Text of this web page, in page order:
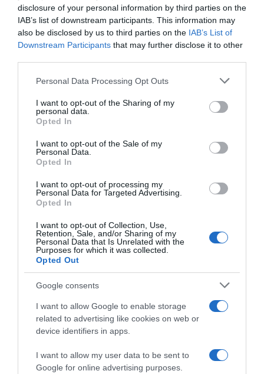
disclosure of your personal information by third parties on the
IAB’s list of downstream participants. This information may
also be disclosed by us to third parties on the IAB’s List of
Downstream Participants that may further disclose it to other
Please note that this website/app uses one or more Google
not limited to your visit or usage behaviour. You may click to
grant or deny consent to Google and its third-party tags to
use your data for below specified purposes in below Google
consent section.
Personal Data Processing Opt Outs
I want to opt-out of the Sharing of my
personal data.
Opted In
I want to opt-out of the Sale of my
Personal Data.
Opted In
I want to opt-out of processing my
Personal Data for Targeted Advertising.
Opted In
I want to opt-out of Collection, Use,
Retention, Sale, and/or Sharing of my
Personal Data that Is Unrelated with the
Purposes for which it was collected.
Opted Out
Google consents
I want to allow Google to enable storage
related to advertising like cookies on web or
device identifiers in apps.
I want to allow my user data to be sent to
Google for online advertising purposes.
magam igazán! Erről egyik lány sem tehetett, nem az ő
hibájuk, hogy én nem tudom úgy átadni magam a
kapcsolatokban! - részletezte szomorúan Laci.
Megosztás: Facebook Twitter Pinterest
Korábbi bejegyzések
HASONLÓ BEJEGYZÉSEK
2026-08-09.